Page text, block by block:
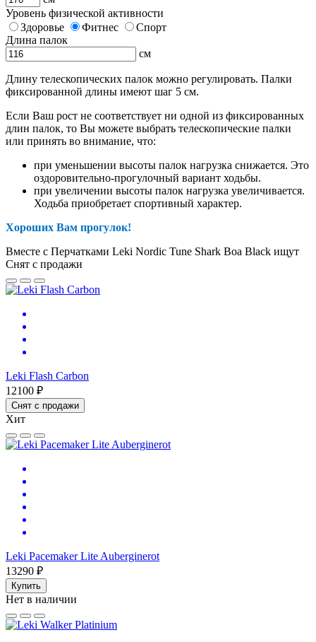
Уровень физической активности
Здоровье
Фитнес
Спорт
Длина палок
см
Длину телескопических палок можно регулировать. Палки
фиксированной длины имеют шаг 5 см.
Если Ваш рост не соответствует ни одной из фиксированных
длин палок, то Вы можете выбрать телескопические палки
или принять во внимание, что:
при уменьшении высоты палок нагрузка снижается. Это
оздоровительно-прогулочный вариант ходьбы.
при увеличении высоты палок нагрузка увеличивается.
Ходьба приобретает спортивный характер.
Хороших Вам прогулок!
Вместе с Перчатками Leki Nordic Tune Shark Boa Black ищут
Снят с продажи
Leki Flash Carbon
12100 ₽
Снят с продажи
Хит
Leki Pacemaker Lite Auberginerot
13290 ₽
Купить
Нет в наличии